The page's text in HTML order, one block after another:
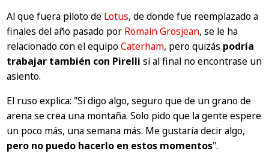
Al que fuera piloto de Lotus, de donde fue reemplazado a
finales del año pasado por Romain Grosjean, se le ha
relacionado con el equipoCaterham, pero quizás podría
trabajar también con Pirelli si al final no encontrase un
asiento.
El ruso explica: "Si digo algo, seguro que de un grano de
arena se crea una montaña. Solo pido que la gente espere
un poco más, una semana más. Me gustaría decir algo,
pero no puedo hacerlo en estos momentos".